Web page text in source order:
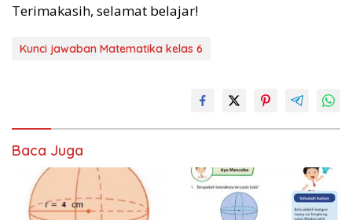
Terimakasih, selamat belajar!
Kunci jawaban Matematika kelas 6
Baca Juga